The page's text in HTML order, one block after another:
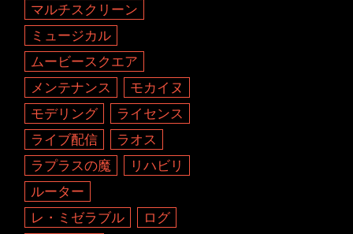
マルチスクリーン
ミュージカル
ムービースクエア
メンテナンス
モカイヌ
モデリング
ライセンス
ライブ配信
ラオス
ラプラスの魔
リハビリ
ルーター
レ・ミゼラブル
ログ